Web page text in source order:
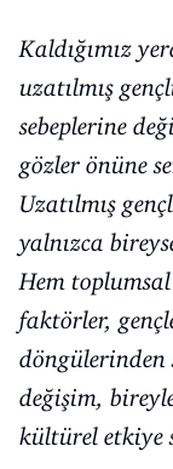
Kaldığımız
uzatılmış
sebeplerine
gözler önüne
Uzatılmış
yalnızca
Hem
faktörler,
döngülerinden
değişim,
kültürel etkiye